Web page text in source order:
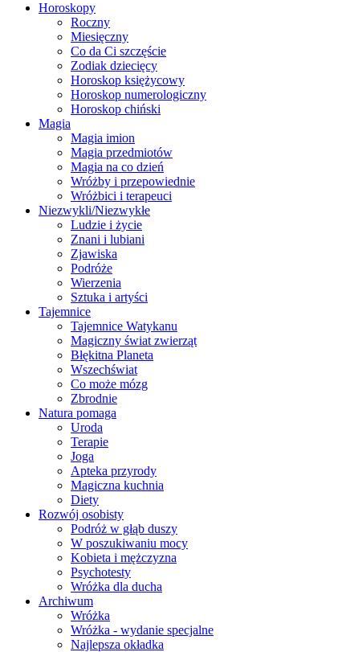
Horoskopy
Roczny
Miesięczny
Co da Ci szczęście
Zodiak dziecięcy
Horoskop księżycowy
Horoskop numerologiczny
Horoskop chiński
Magia
Magia imion
Magia przedmiotów
Magia na co dzień
Wróżby i przepowiednie
Wróżbici i terapeuci
Niezwykli/Niezwykłe
Ludzie i życie
Znani i lubiani
Zjawiska
Podróże
Wierzenia
Sztuka i artyści
Tajemnice
Tajemnice Watykanu
Magiczny świat zwierząt
Błękitna Planeta
Wszechświat
Co może mózg
Zbrodnie
Natura pomaga
Uroda
Terapie
Joga
Apteka przyrody
Magiczna kuchnia
Diety
Rozwój osobisty
Podróż w głąb duszy
W poszukiwaniu mocy
Kobieta i mężczyzna
Psychotesty
Wróżka dla ducha
Archiwum
Wróżka
Wróżka - wydanie specjalne
Najlepsza okładka